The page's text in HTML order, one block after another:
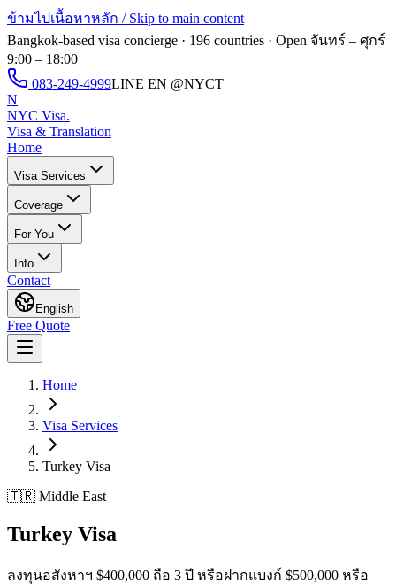
ข้ามไปเนื้อหาหลัก / Skip to main content
Bangkok-based visa concierge · 196 countries · Open จันทร์ – ศุกร์
9:00 – 18:00
083-249-4999LINE EN @NYCT
N
NYC Visa.
Visa & Translation
Home
Visa Services
Coverage
For You
Info
Contact
English
Free Quote
Home
Visa Services
Turkey Visa
🇹🇷 Middle East
Turkey Visa
ลงทุนอสังหาฯ $400,000 ถือ 3 ปี หรือฝากแบงก์ $500,000 หรือ